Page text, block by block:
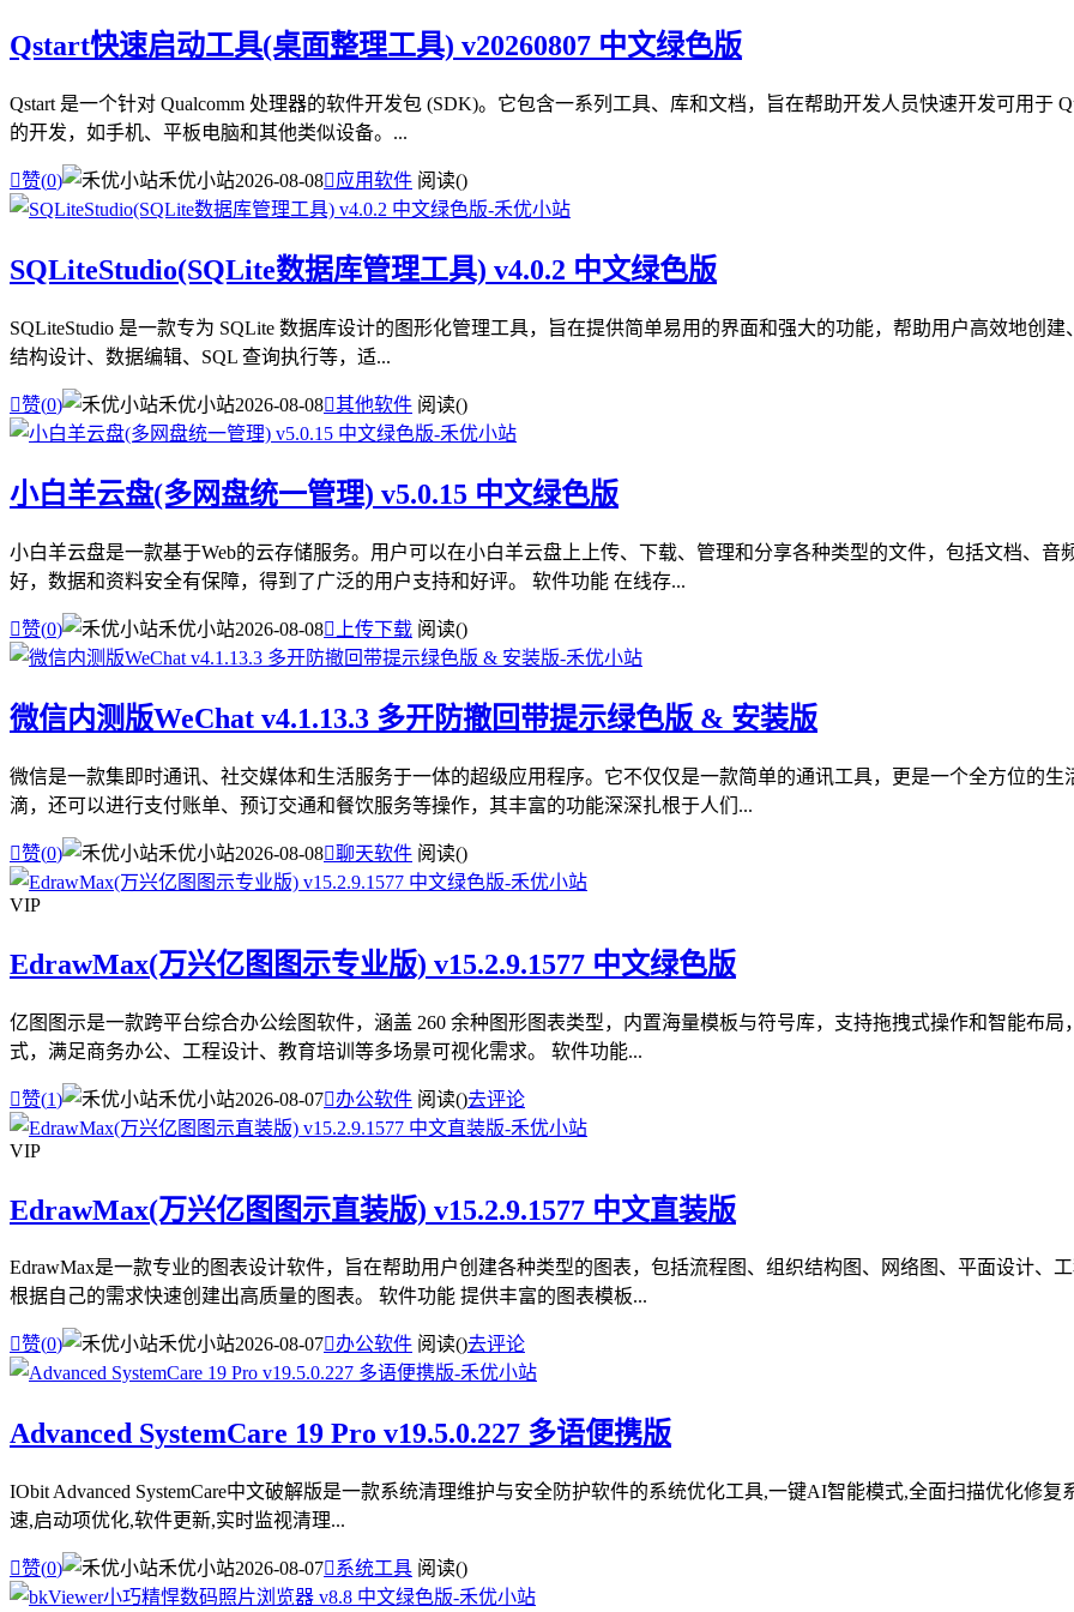
Qstart快速启动工具(桌面整理工具) v20260807 中文绿色版
Qstart 是一个针对 Qualcomm 处理器的软件开发包 (SDK)。它包含一系列工具、库和文档，旨在帮助开发人员快速开发可用于
的开发，如手机、平板电脑和其他类似设备。...
赞(0) 禾优小站2026-08-08应用软件 阅读()
SQLiteStudio(SQLite数据库管理工具) v4.0.2 中文绿色版
SQLiteStudio 是一款专为 SQLite 数据库设计的图形化管理工具，旨在提供简单易用的界面和强大的功能，帮助用户高效地创
结构设计、数据编辑、SQL 查询执行等，适...
赞(0) 禾优小站2026-08-08其他软件 阅读()
小白羊云盘(多网盘统一管理) v5.0.15 中文绿色版
小白羊云盘是一款基于Web的云存储服务。用户可以在小白羊云盘上上传、下载、管理和分享各种类型的文件，包括文档、
好，数据和资料安全有保障，得到了广泛的用户支持和好评。 软件功能 在线存...
赞(0) 禾优小站2026-08-08 上传下载 阅读()
微信内测版WeChat v4.1.13.3 多开防撤回带提示绿色版 & 安装版
微信是一款集即时通讯、社交媒体和生活服务于一体的超级应用程序。它不仅仅是一款简单的通讯工具，更是一个全方位的
滴，还可以进行支付账单、预订交通和餐饮服务等操作，其丰富的功能深深扎根于人们...
赞(0) 禾优小站2026-08-08聊天软件 阅读()
VIP
EdrawMax(万兴亿图图示专业版) v15.2.9.1577 中文绿色版
亿图图示是一款跨平台综合办公绘图软件，涵盖 260 余种图形图表类型，内置海量模板与符号库，支持拖拽式操作和智能布
式，满足商务办公、工程设计、教育培训等多场景可视化需求。 软件功能...
赞(1) 禾优小站2026-08-07办公软件 阅读()去评论
VIP
EdrawMax(万兴亿图图示直装版) v15.2.9.1577 中文直装版
EdrawMax是一款专业的图表设计软件，旨在帮助用户创建各种类型的图表，包括流程图、组织结构图、网络图、平面设计、
根据自己的需求快速创建出高质量的图表。 软件功能 提供丰富的图表模板...
赞(0) 禾优小站2026-08-07办公软件 阅读()去评论
Advanced SystemCare 19 Pro v19.5.0.227 多语便携版
IObit Advanced SystemCare中文破解版是一款系统清理维护与安全防护软件的系统优化工具,一键AI智能模式,全面扫描优化修
速,启动项优化,软件更新,实时监视清理...
赞(0) 禾优小站2026-08-07系统工具 阅读()